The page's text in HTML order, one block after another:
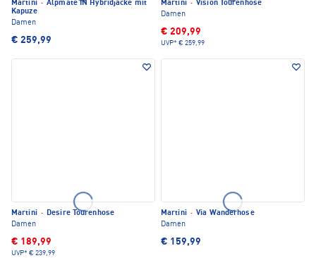
Martini · Alpmate IN Hybridjacke mit
Kapuze
Damen
€ 259,99
Martini · Vision Tourenhose
Damen
€ 209,99
UVP* € 259,99
Martini · Desire Tourenhose
Damen
€ 189,99
UVP* € 239,99
Martini · Via Wanderhose
Damen
€ 159,99